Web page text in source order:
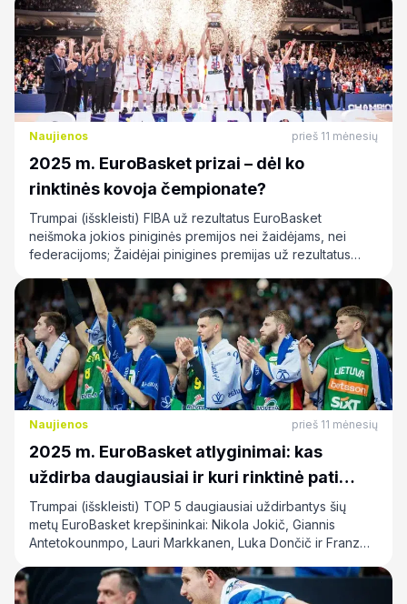
Naujienos prieš 11 mėnesių
2025 m. EuroBasket prizai – dėl ko
rinktinės kovoja čempionate?
Trumpai (išskleisti) FIBA už rezultatus EuroBasket
neišmoka jokios piniginės premijos nei žaidėjams, nei
federacijoms; Žaidėjai pinigines premijas už rezultatus
Naujienos prieš 11 mėnesių
2025 m. EuroBasket atlyginimai: kas
uždirba daugiausiai ir kuri rinktinė pati
brangiausia?
Trumpai (išskleisti) TOP 5 daugiausiai uždirbantys šių
metų EuroBasket krepšininkai: Nikola Jokič, Giannis
Antetokounmpo, Lauri Markkanen, Luka Dončič ir Franz…